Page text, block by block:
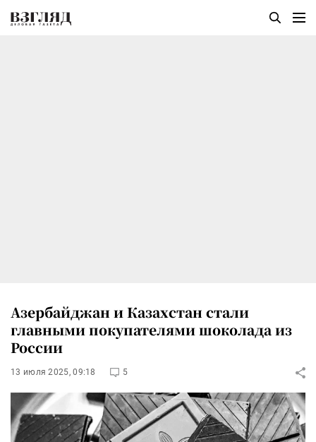
Азербайджан и Казахстан стали
главными покупателями шоколада из
России
13 июля 2025, 09:18 5